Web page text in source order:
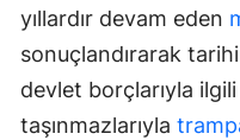
yıllardır devam eden
sonuçlandırarak
devlet borçlarıyla
taşınmazlarıyla